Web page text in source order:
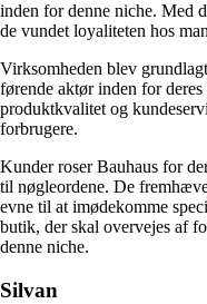
inden for denne niche. Med
de vundet loyaliteten hos
Virksomheden blev
førende aktør inden for
produktkvalitet og
forbrugere.
Kunder roser Bauhaus for
til nøgleordene. De
evne til at imødekomme
butik, der skal overvejes af
denne niche.
Silvan